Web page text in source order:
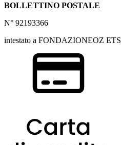
BOLLETTINO POSTALE
N° 92193366
intestato a FONDAZIONEOZ ETS